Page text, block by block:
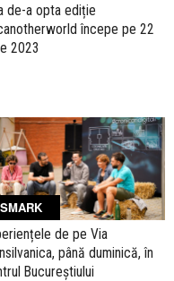
de-a opta ediție
începe pe 22
2023
SMARK
de pe Via
până duminică, în
Bucureștiului